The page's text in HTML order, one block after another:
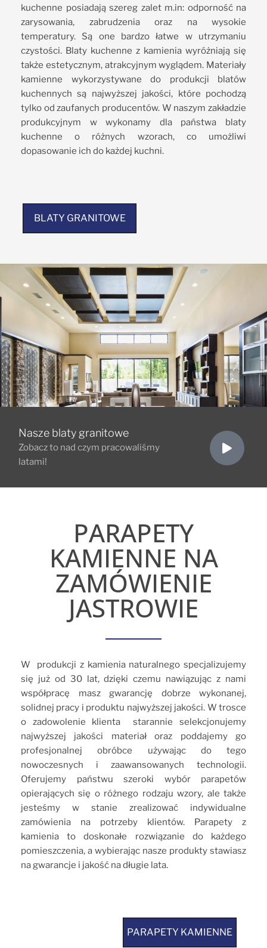
kuchenne posiadają szereg zalet m.in: odporność na
zarysowania, zabrudzenia oraz na wysokie
temperatury. Są one bardzo łatwe w utrzymaniu
czystości. Blaty kuchenne z kamienia wyróżniają się
także estetycznym, atrakcyjnym wyglądem. Materiały
kamienne wykorzystywane do produkcji blatów
kuchennych są najwyższej jakości, które pochodzą
tylko od zaufanych producentów. W naszym zakładzie
produkcyjnym w wykonamy dla państwa blaty
kuchenne o różnych wzorach, co umożliwi
dopasowanie ich do każdej kuchni.
BLATY GRANITOWE
BLATY GRANITOWE
Nasze blaty granitowe
Zobacz to nad czym pracowaliśmy
latami!
PARAPETY
KAMIENNE NA
ZAMÓWIENIE
JASTROWIE
W produkcji z kamienia naturalnego specjalizujemy
się już od 30 lat, dzięki czemu nawiązując z nami
współpracę masz gwarancję dobrze wykonanej,
solidnej pracy i produktu najwyższej jakości. W trosce
o zadowolenie klienta starannie selekcjonujemy
najwyższej jakości materiał oraz poddajemy go
profesjonalnej obróbce używając do tego
nowoczesnych i zaawansowanych technologii.
Oferujemy państwu szeroki wybór parapetów
opierających się o różnego rodzaju wzory, ale także
jesteśmy w stanie zrealizować indywidualne
zamówienia na potrzeby klientów. Parapety z
kamienia to doskonałe rozwiązanie do każdego
pomieszczenia, a wybierając nasze produkty stawiasz
na gwarancje i jakość na długie lata.
PARAPETY KAMIENNE
PARAPETY KAMIENNE